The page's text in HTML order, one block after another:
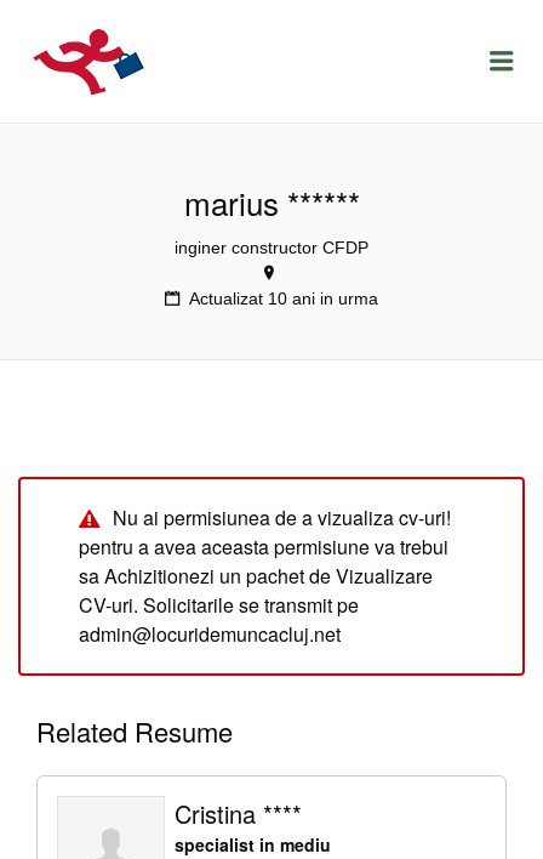
LOCURIDEMUNCACLUJ.NET
marius ******
inginer constructor CFDP
Actualizat 10 ani in urma
Nu ai permisiunea de a vizualiza cv-uri!
pentru a avea aceasta permisiune va trebui
sa Achizitionezi un pachet de Vizualizare
CV-uri. Solicitarile se transmit pe
admin@locuridemuncacluj.net
Related Resume
Cristina ****
specialist in mediu